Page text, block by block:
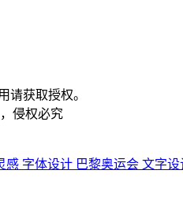
请获取授权。
侵权必究
感 字体设计 巴黎奥运会 文字设